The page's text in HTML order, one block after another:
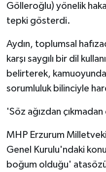
Gölleroğlu) yönelik
tepki gösterdi.
Aydın, toplumsal
karşı saygılı bir dil
belirterek,
sorumluluk bilinciyle
'Söz ağızdan
MHP Erzurum
Genel Kurulu'ndaki
boğum olduğu'